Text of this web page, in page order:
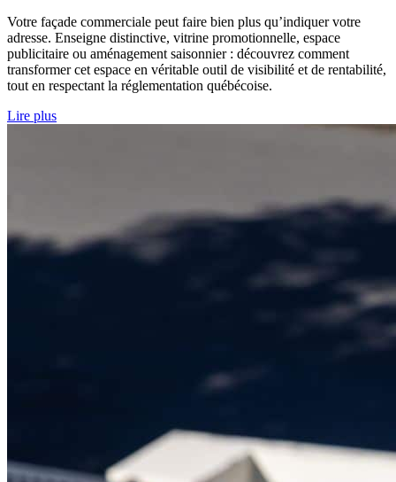
Votre façade commerciale peut faire bien plus qu’indiquer votre
adresse. Enseigne distinctive, vitrine promotionnelle, espace
publicitaire ou aménagement saisonnier : découvrez comment
transformer cet espace en véritable outil de visibilité et de rentabilité,
tout en respectant la réglementation québécoise.
Lire plus